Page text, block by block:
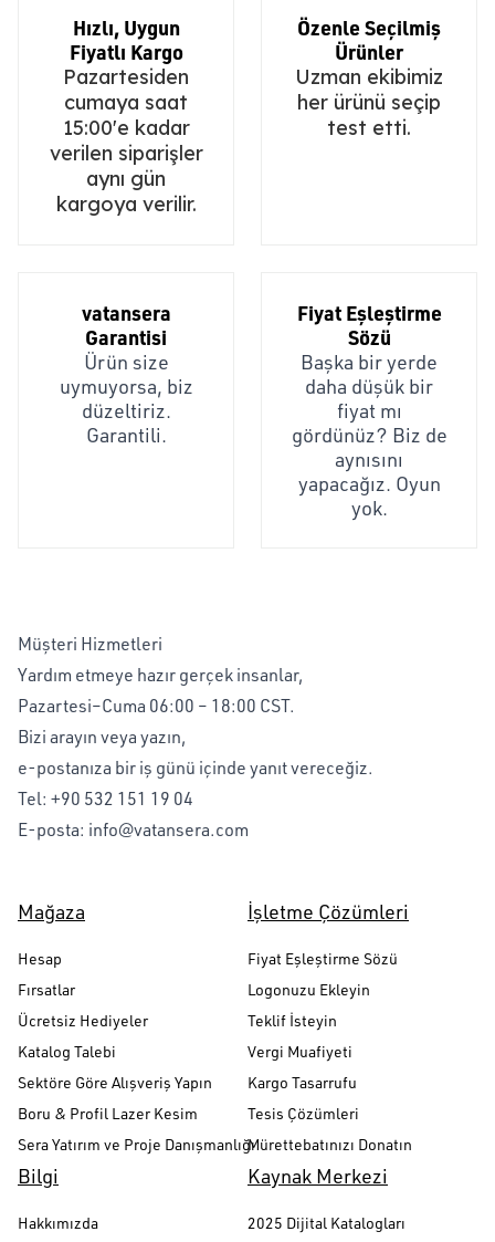
Hızlı, Uygun
Fiyatlı Kargo
Pazartesiden
cumaya saat
15:00'e kadar
verilen siparişler
aynı gün
kargoya verilir.
Özenle Seçilmiş
Ürünler
Uzman ekibimiz
her ürünü seçip
test etti.
vatansera
Garantisi
Ürün size
uymuyorsa, biz
düzeltiriz.
Garantili.
Fiyat Eşleştirme
Sözü
Başka bir yerde
daha düşük bir
fiyat mı
gördünüz? Biz de
aynısını
yapacağız. Oyun
yok.
Müşteri Hizmetleri
Yardım etmeye hazır gerçek insanlar,
Pazartesi–Cuma 06:00 – 18:00 CST.
Bizi arayın veya yazın,
e-postanıza bir iş günü içinde yanıt vereceğiz.
Tel: +90 532 151 19 04
E-posta: info@vatansera.com
Mağaza
Hesap
Fırsatlar
Ücretsiz Hediyeler
Katalog Talebi
Sektöre Göre Alışveriş Yapın
Boru & Profil Lazer Kesim
Sera Yatırım ve Proje Danışmanlığı
İşletme Çözümleri
Fiyat Eşleştirme Sözü
Logonuzu Ekleyin
Teklif İsteyin
Vergi Muafiyeti
Kargo Tasarrufu
Tesis Çözümleri
Mürettebatınızı Donatın
Bilgi
Hakkımızda
Kaynak Merkezi
2025 Dijital Katalogları